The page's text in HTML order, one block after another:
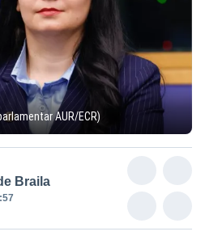
AUR/ECR)
Braila